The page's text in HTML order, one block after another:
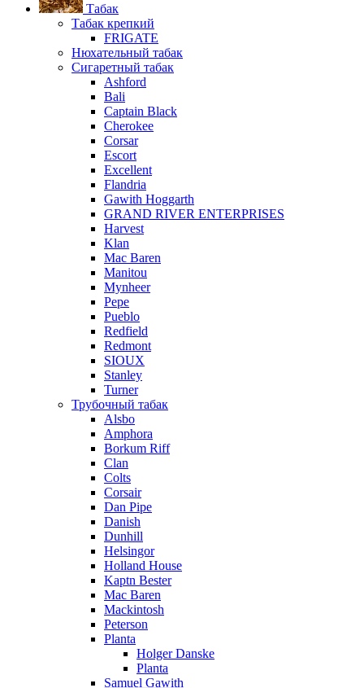
Табак
Табак крепкий
FRIGATE
Нюхательный табак
Сигаретный табак
Ashford
Bali
Captain Black
Cherokee
Corsar
Escort
Excellent
Flandria
Gawith Hoggarth
GRAND RIVER ENTERPRISES
Harvest
Klan
Mac Baren
Manitou
Mynheer
Pepe
Pueblo
Redfield
Redmont
SIOUX
Stanley
Turner
Трубочный табак
Alsbo
Amphora
Borkum Riff
Clan
Colts
Corsair
Dan Pipe
Danish
Dunhill
Helsingor
Holland House
Kaptn Bester
Mac Baren
Mackintosh
Peterson
Planta
Holger Danske
Planta
Samuel Gawith